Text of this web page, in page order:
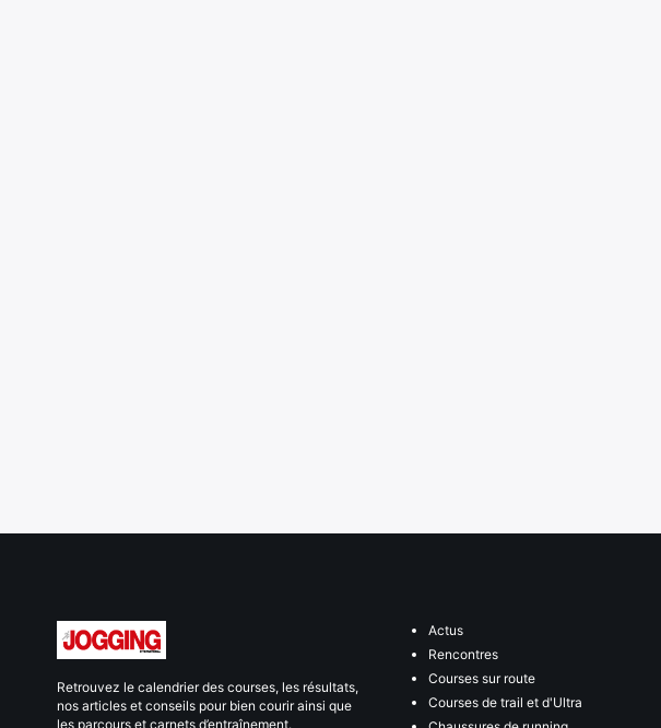
Retrouvez le calendrier des courses, les résultats,
nos articles et conseils pour bien courir ainsi que
les parcours et carnets d’entraînement.
Actus
Rencontres
Courses sur route
Courses de trail et d'Ultra